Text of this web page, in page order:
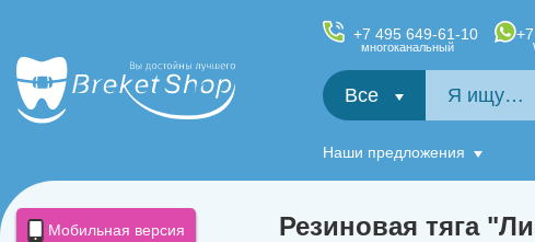
+7 495 649-61-10
многоканальный
Все
Наши предложения
Резиновая тяга
Мобильная версия